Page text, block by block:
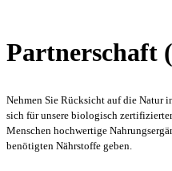
Partnerschaft
Nehmen Sie Rücksicht auf die Natur
sich für unsere biologisch
Menschen hochwertige
benötigten Nährstoffe geben.